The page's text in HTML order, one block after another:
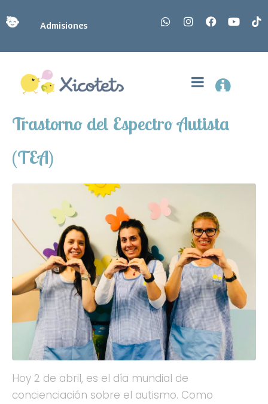
Admisiones
Trastorno del Espectro Autista
(TEA)
Hoy 2 de abril, es el día mundial de
concienciación sobre el autismo. Como